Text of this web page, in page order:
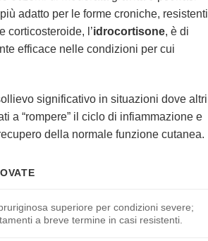
adatto per le forme croniche, resistenti
corticosteroide, l’idrocortisone, è di
efficace nelle condizioni per cui
significativo in situazioni dove altri
a “rompere” il ciclo di infiammazione e
della normale funzione cutanea.
superiore per condizioni severe;
a breve termine in casi resistenti.